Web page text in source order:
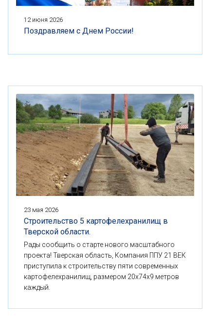
12 июня 2026
Поздравляем с Днем России!
23 мая 2026
Строительство 5 картофелехранилищ в
Тверской области.
Рады сообщить о старте нового масштабного
проекта! Тверская область, Компания ППУ 21 ВЕК
приступила к строительству пяти современных
картофелехранилищ, размером 20x74x9 метров
каждый.